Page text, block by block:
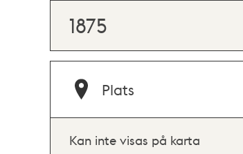
1875
Plats
Kan inte visas på karta